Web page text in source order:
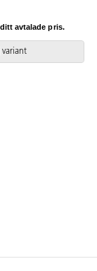
våt trasa. Av
3031
ej, köpes på
avtalade pris.
variant